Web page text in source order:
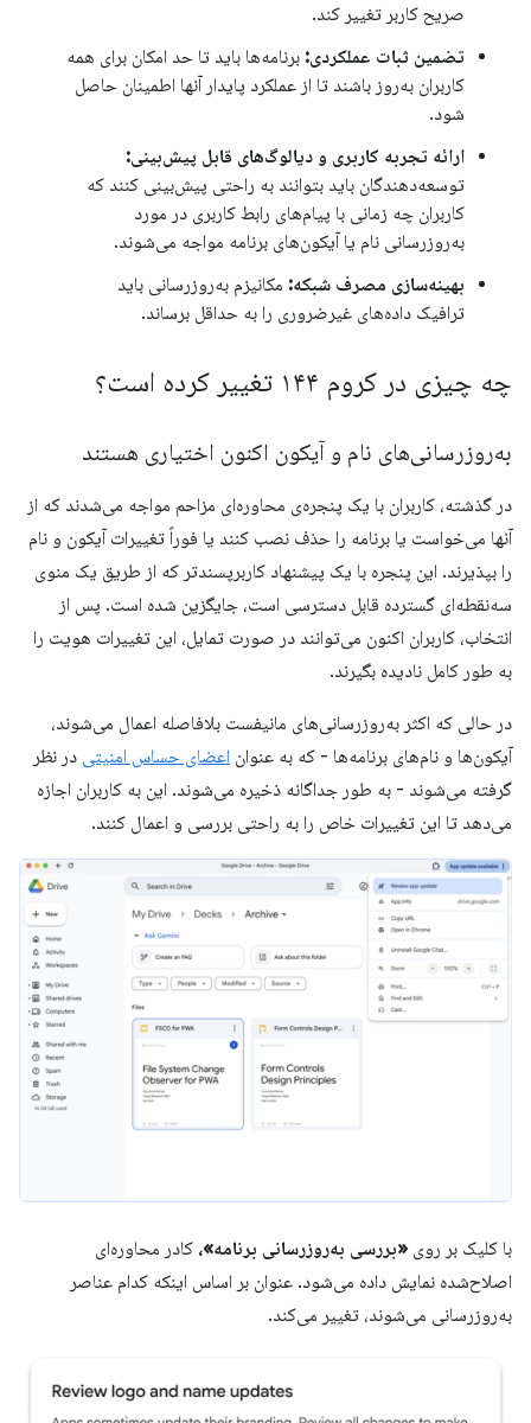
صریح کاربر تغییر کند.
تضمین ثبات عملکردی: برنامه‌ها باید تا حد امکان برای همه
کاربران به‌روز باشند تا از عملکرد پایدار آنها اطمینان حاصل
شود.
ارائه تجربه کاربری و دیالوگ‌های قابل پیش‌بینی:
توسعه‌دهندگان باید بتوانند به راحتی پیش‌بینی کنند که
کاربران چه زمانی با پیام‌های رابط کاربری در مورد
به‌روزرسانی نام یا آیکون‌های برنامه مواجه می‌شوند.
بهینه‌سازی مصرف شبکه: مکانیزم به‌روزرسانی باید
ترافیک داده‌های غیرضروری را به حداقل برساند.
چه چیزی در کروم ۱۴۴ تغییر کرده است؟
به‌روزرسانی‌های نام و آیکون اکنون اختیاری هستند
در گذشته، کاربران با یک پنجره‌ی محاوره‌ای مزاحم مواجه می‌شدند که از
آنها می‌خواست یا برنامه را حذف نصب کنند یا فوراً تغییرات آیکون و نام
را بپذیرند. این پنجره با یک پیشنهاد کاربرپسندتر که از طریق یک منوی
سه‌نقطه‌ای گسترده قابل دسترسی است، جایگزین شده است. پس از
انتخاب، کاربران اکنون می‌توانند در صورت تمایل، این تغییرات هویت را
به طور کامل نادیده بگیرند.
در حالی که اکثر به‌روزرسانی‌های مانیفست بلافاصله اعمال می‌شوند،
آیکون‌ها و نام‌های برنامه‌ها - که به عنوان اعضای حساس امنیتی در نظر
گرفته می‌شوند - به طور جداگانه ذخیره می‌شوند. این به کاربران اجازه
می‌دهد تا این تغییرات خاص را به راحتی بررسی و اعمال کنند.
با کلیک بر روی «بررسی به‌روزرسانی برنامه»، کادر محاوره‌ای
اصلاح‌شده نمایش داده می‌شود. عنوان بر اساس اینکه کدام عناصر
به‌روزرسانی می‌شوند، تغییر می‌کند.